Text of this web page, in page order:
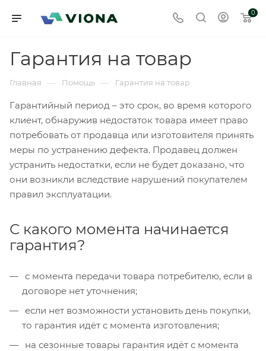
0
Гарантия на товар
Главная — Помощь — Гарантия на товар
Гарантийный период – это срок, во время которого
клиент, обнаружив недостаток товара имеет право
потребовать от продавца или изготовителя принять
меры по устранению дефекта. Продавец должен
устранить недостатки, если не будет доказано, что
они возникли вследствие нарушений покупателем
правил эксплуатации.
С какого момента начинается
гарантия?
с момента передачи товара потребителю, если в
договоре нет уточнения;
если нет возможности установить день покупки,
то гарантия идёт с момента изготовления;
на сезонные товары гарантия идёт с момента